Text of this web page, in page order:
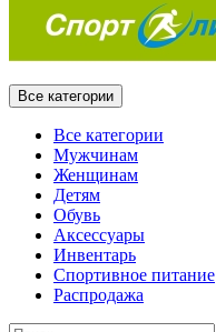
Все категории
Все категории
Мужчинам
Женщинам
Детям
Обувь
Аксессуары
Инвентарь
Спортивное питание
Распродажа